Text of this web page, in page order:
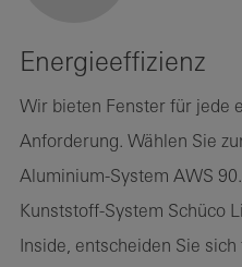
Energieeffizienz
Wir bieten Fenster für jede
Anforderung. Wählen Sie
Aluminium-System AWS
Kunststoff-System Schüco
Inside, entscheiden Sie